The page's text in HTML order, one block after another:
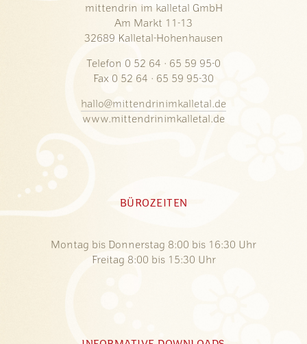
mittendrin im kalletal GmbH
Am Markt 11-13
32689 Kalletal-Hohenhausen
Telefon 0 52 64 · 65 59 95-0
Fax 0 52 64 · 65 59 95-30
hallo@mittendrinimkalletal.de
www.mittendrinimkalletal.de
BÜROZEITEN
Montag bis Donnerstag 8:00 bis 16:30 Uhr
Freitag 8:00 bis 15:30 Uhr